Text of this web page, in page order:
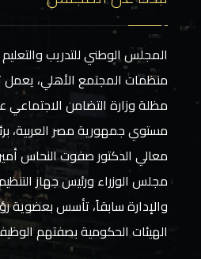
المجلس الوطني للتدريب
منظمات المجتمع الأهلي،
مظلة وزارة التضامن الاجتماعي
مستوي جمهورية مصر العربية،
معالي الدكتور صفوت النحاس
مجلس الوزراء ورئيس جهاز
والإدارة سابقاً، تأسس بعضوية
الهيئات الحكومية بصفتهم